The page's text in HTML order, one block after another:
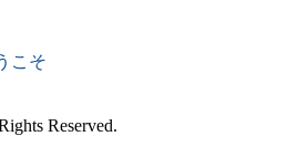
こそ
Reserved.